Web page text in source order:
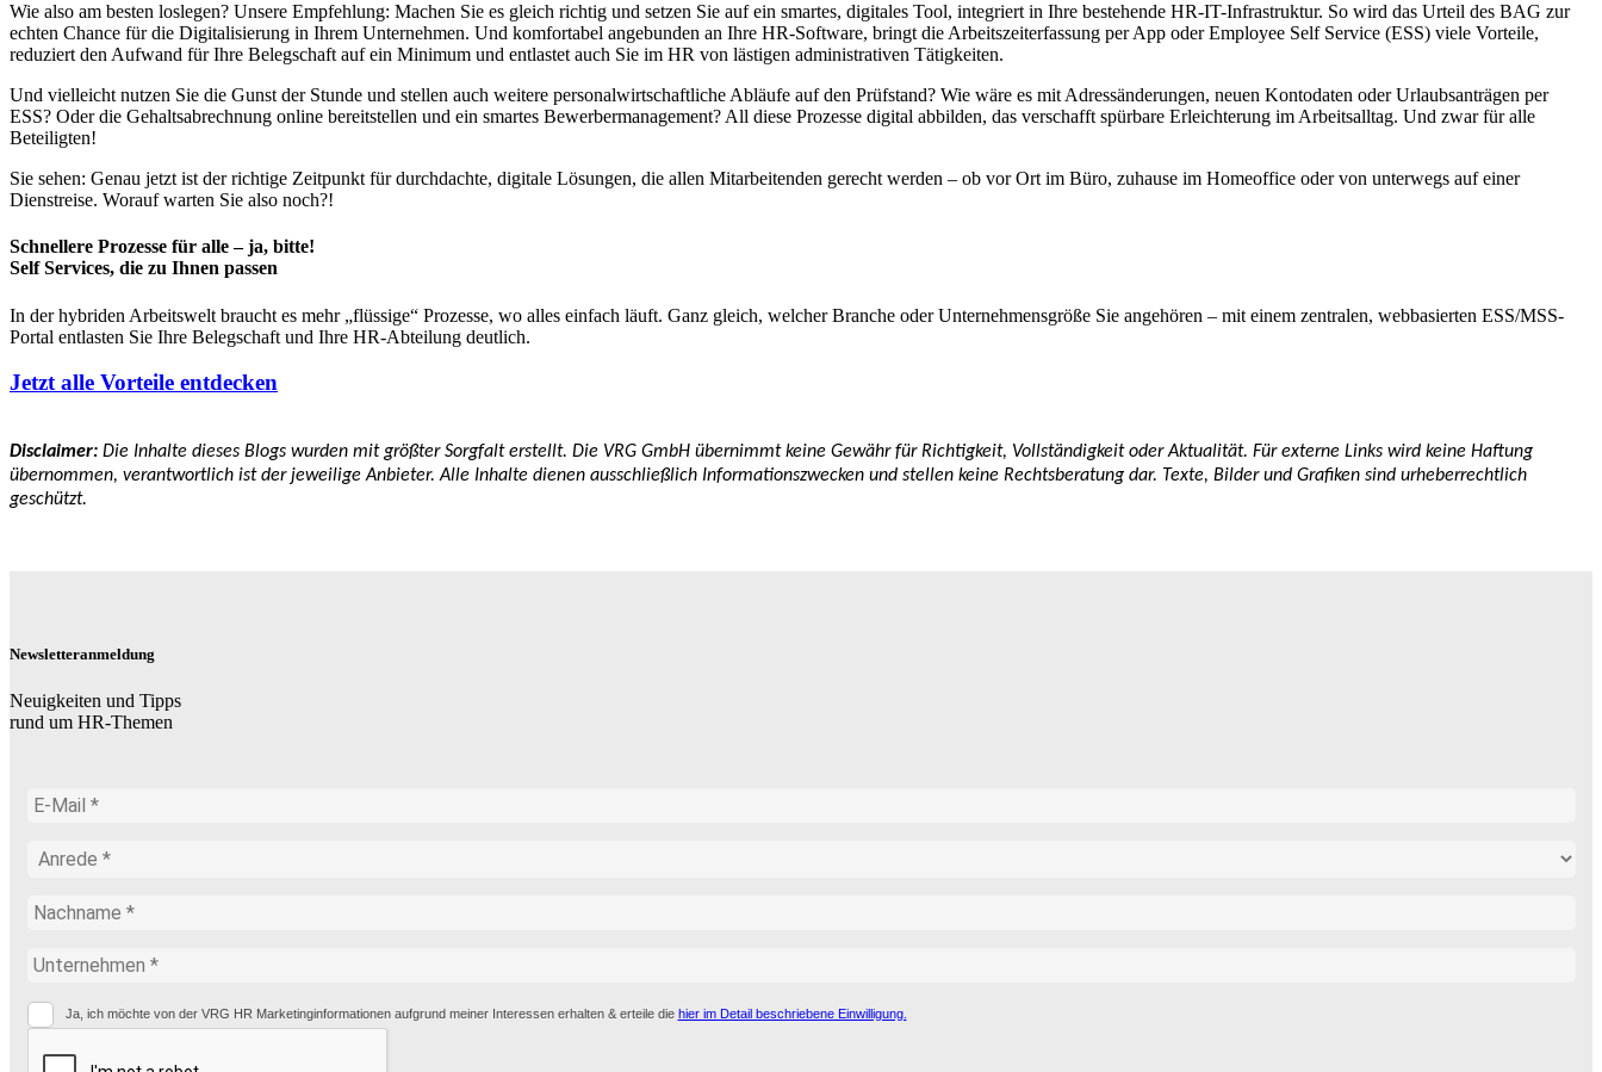
Wie also am besten loslegen? Unsere Empfehlung: Machen Sie es gleich richtig und setzen Sie auf ein smartes, digitales Tool, integriert in Ihre bestehende HR-IT-Infrastruktur. So wird das Urteil des BAG zur
echten Chance für die Digitalisierung in Ihrem Unternehmen. Und komfortabel angebunden an Ihre HR-Software, bringt die Arbeitszeiterfassung per App oder Employee Self Service (ESS) viele Vorteile,
reduziert den Aufwand für Ihre Belegschaft auf ein Minimum und entlastet auch Sie im HR von lästigen administrativen Tätigkeiten.
Und vielleicht nutzen Sie die Gunst der Stunde und stellen auch weitere personalwirtschaftliche Abläufe auf den Prüfstand? Wie wäre es mit Adressänderungen, neuen Kontodaten oder Urlaubsanträgen per
ESS? Oder die Gehaltsabrechnung online bereitstellen und ein smartes Bewerbermanagement? All diese Prozesse digital abbilden, das verschafft spürbare Erleichterung im Arbeitsalltag. Und zwar für alle
Beteiligten!
Sie sehen: Genau jetzt ist der richtige Zeitpunkt für durchdachte, digitale Lösungen, die allen Mitarbeitenden gerecht werden – ob vor Ort im Büro, zuhause im Homeoffice oder von unterwegs auf einer
Dienstreise. Worauf warten Sie also noch?!
Schnellere Prozesse für alle – ja, bitte!
Self Services, die zu Ihnen passen
In der hybriden Arbeitswelt braucht es mehr „flüssige“ Prozesse, wo alles einfach läuft. Ganz gleich, welcher Branche oder Unternehmensgröße Sie angehören – mit einem zentralen, webbasierten ESS/MSS-
Portal entlasten Sie Ihre Belegschaft und Ihre HR-Abteilung deutlich.
Jetzt alle Vorteile entdecken
Disclaimer: Die Inhalte dieses Blogs wurden mit größter Sorgfalt erstellt. Die VRG GmbH übernimmt keine Gewähr für Richtigkeit, Vollständigkeit oder Aktualität. Für externe Links wird keine Haftung
übernommen, verantwortlich ist der jeweilige Anbieter. Alle Inhalte dienen ausschließlich Informationszwecken und stellen keine Rechtsberatung dar. Texte, Bilder und Grafiken sind urheberrechtlich
geschützt.
Newsletteranmeldung
Neuigkeiten und Tipps
rund um HR-Themen